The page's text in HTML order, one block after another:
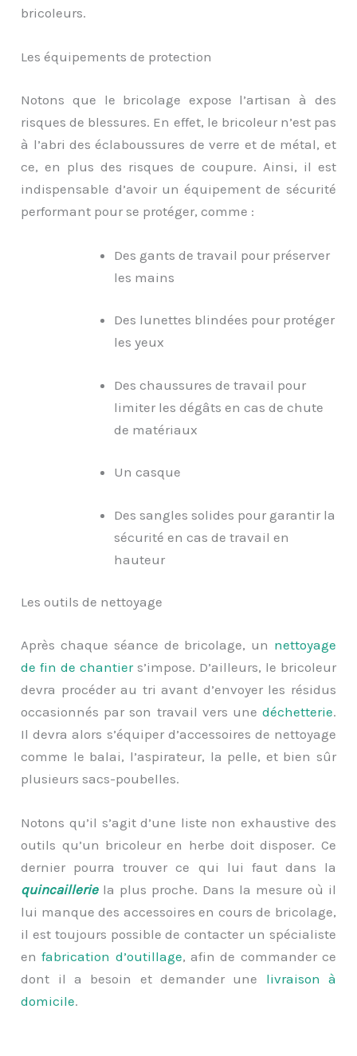
bricoleurs.
Les équipements de protection
Notons que le bricolage expose l’artisan à des
risques de blessures. En effet, le bricoleur n’est pas
à l’abri des éclaboussures de verre et de métal, et
ce, en plus des risques de coupure. Ainsi, il est
indispensable d’avoir un équipement de sécurité
performant pour se protéger, comme :
Des gants de travail pour préserver
les mains
Des lunettes blindées pour protéger
les yeux
Des chaussures de travail pour
limiter les dégâts en cas de chute
de matériaux
Un casque
Des sangles solides pour garantir la
sécurité en cas de travail en
hauteur
Les outils de nettoyage
Après chaque séance de bricolage, un nettoyage
de fin de chantiers’impose. D’ailleurs, le bricoleur
devra procéder au tri avant d’envoyer les résidus
occasionnés par son travail vers une déchetterie.
Il devra alors s’équiper d’accessoires de nettoyage
comme le balai, l’aspirateur, la pelle, et bien sûr
plusieurs sacs-poubelles.
Notons qu’il s’agit d’une liste non exhaustive des
outils qu’un bricoleur en herbe doit disposer. Ce
dernier pourra trouver ce qui lui faut dans la
quincailleriela plus proche. Dans la mesure où il
lui manque des accessoires en cours de bricolage,
il est toujours possible de contacter un spécialiste
enfabrication d’outillage, afin de commander ce
dont il a besoin et demander une livraison à
domicile.